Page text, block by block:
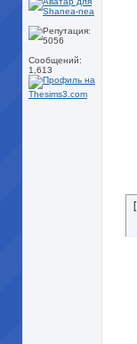
Сообщений:
1,613